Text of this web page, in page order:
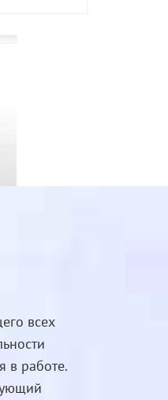
всех
в работе.